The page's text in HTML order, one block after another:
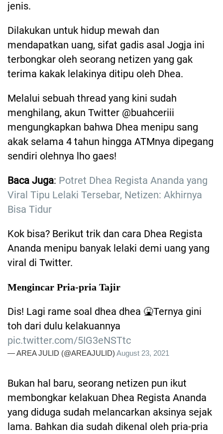
jenis.
Dilakukan untuk hidup mewah dan
mendapatkan uang, sifat gadis asal Jogja ini
terbongkar oleh seorang netizen yang gak
terima kakak lelakinya ditipu oleh Dhea.
Melalui sebuah thread yang kini sudah
menghilang, akun Twitter @buahceriii
mengungkapkan bahwa Dhea menipu sang
akak selama 4 tahun hingga ATMnya dipegang
sendiri olehnya lho gaes!
Baca Juga: Potret Dhea Regista Ananda yang
Viral Tipu Lelaki Tersebar, Netizen: Akhirnya
Bisa Tidur
Kok bisa? Berikut trik dan cara Dhea Regista
Ananda menipu banyak lelaki demi uang yang
viral di Twitter.
Mengincar Pria-pria Tajir
Dis! Lagi rame soal dhea dhea 🤮Ternya gini
toh dari dulu kelakuannya
pic.twitter.com/5IG3eNSTtc
— AREA JULID (@AREAJULID) August 23, 2021
Bukan hal baru, seorang netizen pun ikut
membongkar kelakuan Dhea Regista Ananda
yang diduga sudah melancarkan aksinya sejak
lama. Bahkan dia sudah dikenal oleh pria-pria